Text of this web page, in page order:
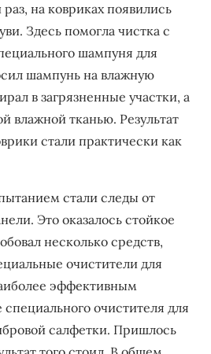
на ковриках появились
Здесь помогла чистка с
шампуня для
шампунь на влажную
в загрязненные участки, а
влажной тканью. Результат
стали практически как
стали следы от
Это оказалось стойкое
несколько средств,
очистители для
эффективным
специального очистителя для
салфетки. Пришлось